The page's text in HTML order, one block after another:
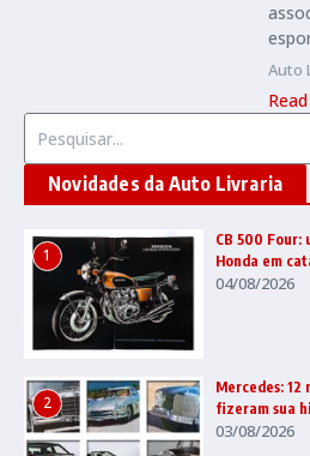
Auto
Novidades da Auto Livraria
1
CB 500 Four:
Honda em
04/08/2026
2
Mercedes: 12
fizeram sua
03/08/2026